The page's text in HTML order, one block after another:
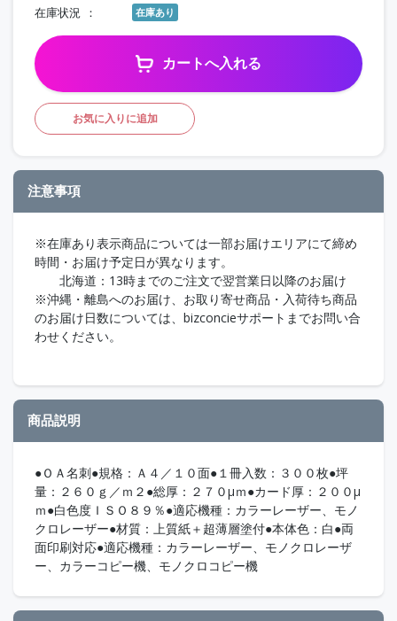
在庫状況 在庫あり
カートへ入れる
お気に入りに追加
注意事項
※在庫あり表示商品については一部お届けエリアにて締め
時間・お届け予定日が異なります。
北海道：13時までのご注文で翌営業日以降のお届け
※沖縄・離島へのお届け、お取り寄せ商品・入荷待ち商品
のお届け日数については、bizconcieサポートまでお問い合
わせください。
商品説明
●ＯＡ名刺●規格：Ａ４／１０面●１冊入数：３００枚●坪
量：２６０ｇ／ｍ２●総厚：２７０μｍ●カード厚：２００μ
ｍ●白色度ＩＳＯ８９％●適応機種：カラーレーザー、モノ
クロレーザー●材質：上質紙＋超薄層塗付●本体色：白●両
面印刷対応●適応機種：カラーレーザー、モノクロレーザ
ー、カラーコピー機、モノクロコピー機